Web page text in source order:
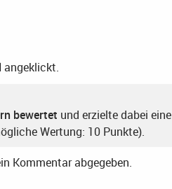
angeklickt.
bewertet und erzielte dabei eine
Wertung: 10 Punkte).
Kommentar abgegeben.